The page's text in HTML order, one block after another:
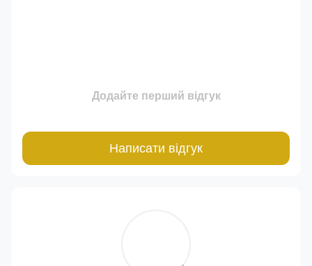
Додайте перший відгук
Написати відгук